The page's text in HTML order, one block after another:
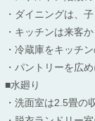
・ダイニングは、
・キッチンは来客
・冷蔵庫をキッチ
・パントリーを広
■水廻り
・洗面室は2.5畳の